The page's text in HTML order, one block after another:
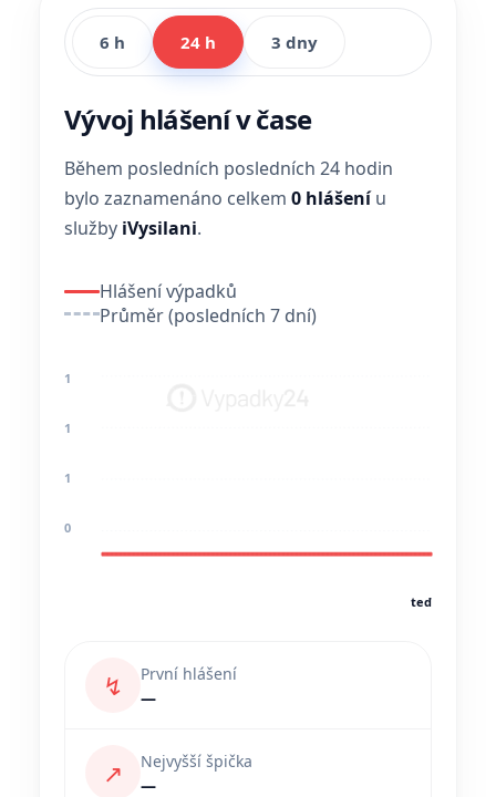
6 h 24 h 3 dny
Vývoj hlášení v čase
Během posledních posledních 24 hodin
bylo zaznamenáno celkem 0 hlášeníu
služby iVysilani.
Hlášení výpadků
Průměr (posledních 7 dní)
1
1
1
0
teď
↯
První hlášení
—
↗
Nejvyšší špička
—